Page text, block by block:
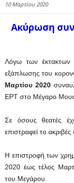
10 Μαρτίου 2020
Ακύρωση
Λόγω των έκτακτων
εξάπλωσης του
Μαρτίου 2020
ΕΡΤ στο Μέγαρο
Σε όσους θεατές
επιστραφεί το ακριβές
Η επιστροφή των
2020 έως τέλος
του Μεγάρου.